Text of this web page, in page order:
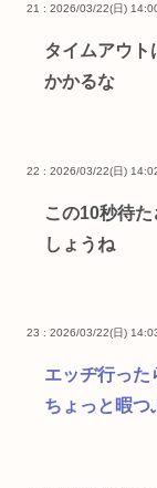
21 : 2026/03/22(日)
タイムアウト
かかるな
22 : 2026/03/22(日)
この10秒待
しょうね
23 : 2026/03/22(日)
エッヂ行った
ちょっと暇つ